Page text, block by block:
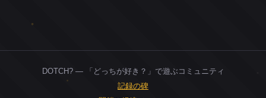
DOTCH? — 「どっちが好き？」で遊ぶコミュニティ
記録の碑